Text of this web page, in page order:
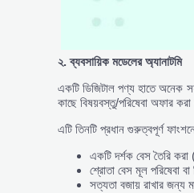
২.ব্যবসায়িকমডেলেরঅ্যানাটমি
একটি ডিজিটাল পণ্য হাতে অনেক
কাছে বিষয়বস্তু/পরিষেবা অফার
এটি তিনটি প্রধান গুরুত্বপূর্ণ
একটি দর্শক বেস তৈরি
শ্রোতা বেস মূল পরিষেবা
সত্যতা বজায় রাখার জন্য